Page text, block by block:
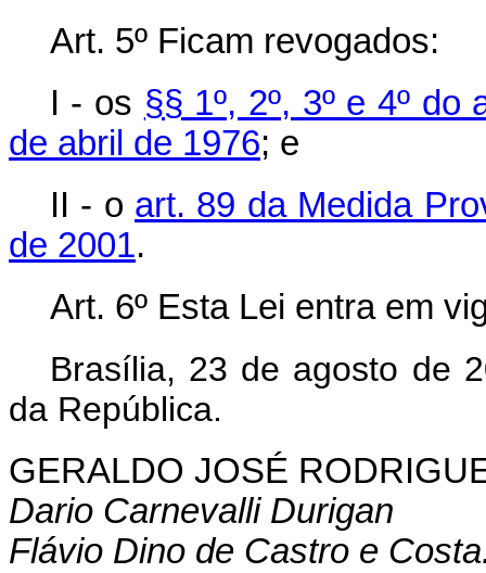
Art. 5º Ficam revogados:
I - os §§ 1º, 2º, 3º e 4º
de abril de 1976; e
II - o art. 89 da Medida
de 2001.
Art. 6º Esta Lei entra em
Brasília, 23 de agosto de
da República.
GERALDO JOSÉ
Dario Carnevalli Durigan
Flávio Dino de Castro e